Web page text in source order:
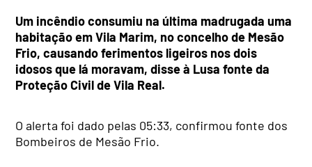
Um incêndio consumiu na última madrugada uma
habitação em Vila Marim, no concelho de Mesão
Frio, causando ferimentos ligeiros nos dois
idosos que lá moravam, disse à Lusa fonte da
Proteção Civil de Vila Real.
O alerta foi dado pelas 05:33, confirmou fonte dos
Bombeiros de Mesão Frio.